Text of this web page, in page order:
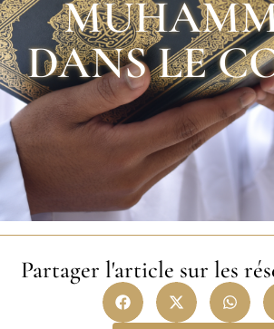
DANS LE
Partager l'article sur les